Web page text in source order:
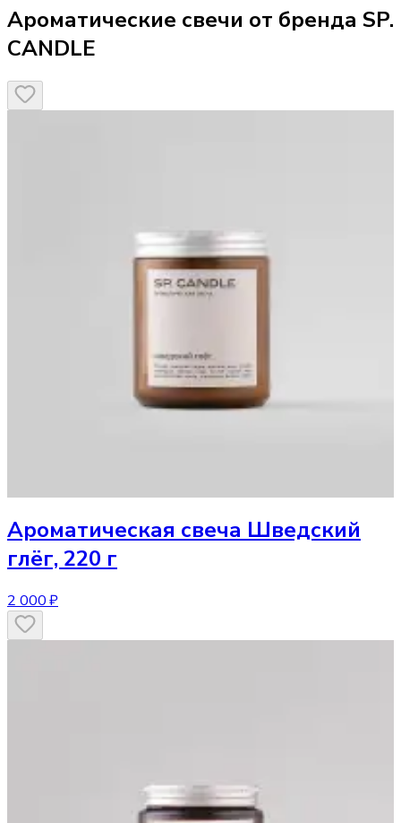
Ароматические свечи от бренда SP.
CANDLE
Ароматическая свеча Шведский
глёг, 220 г
2 000 ₽